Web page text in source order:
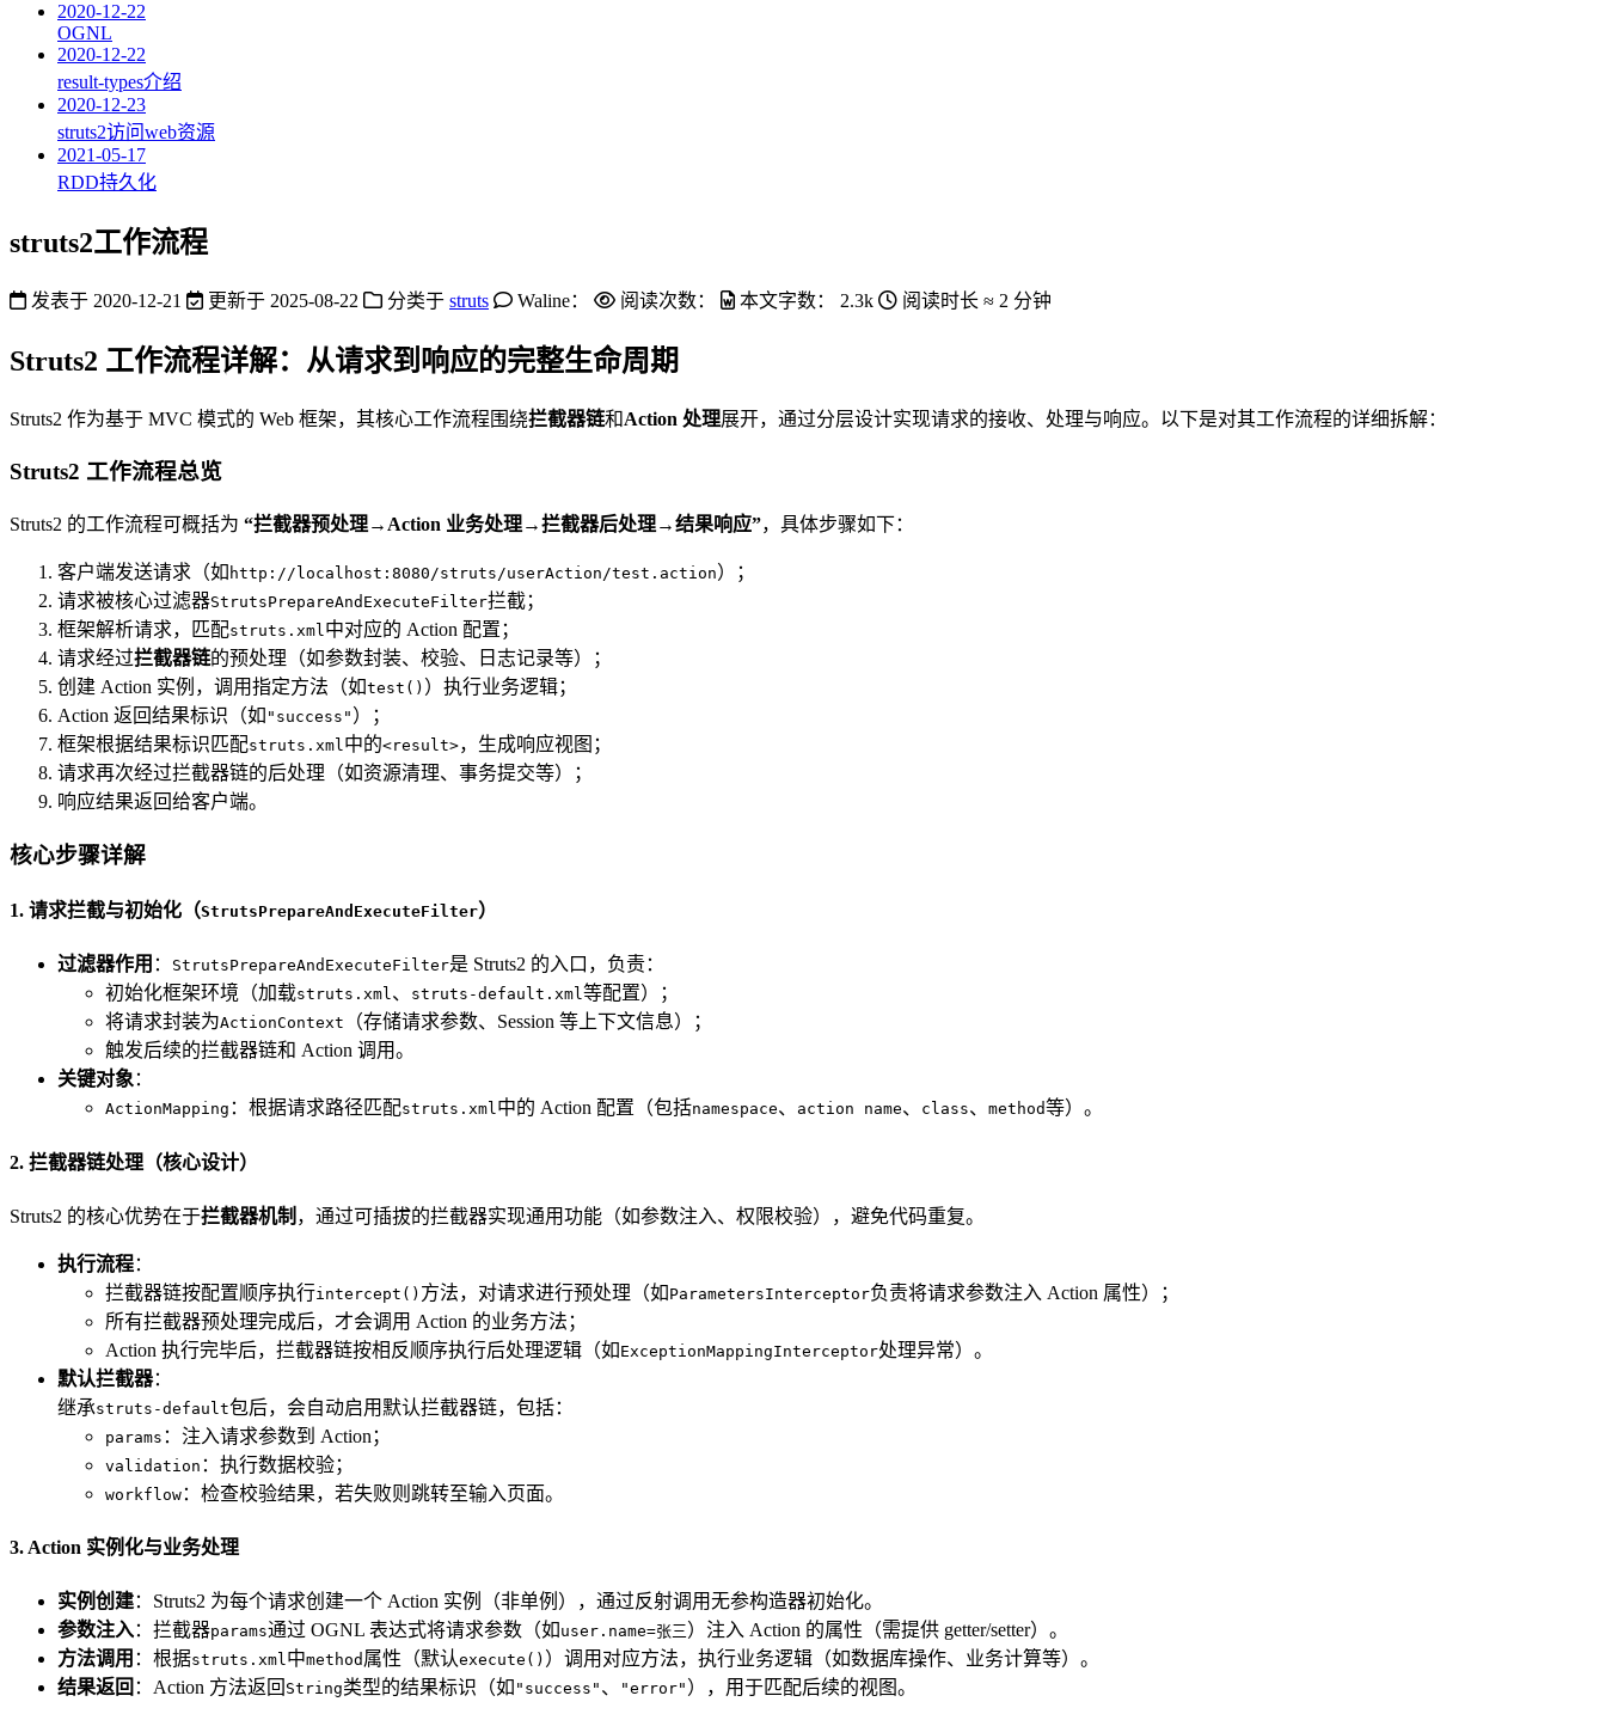
2020-12-22
OGNL
2020-12-22
result-types介绍
2020-12-23
struts2访问web资源
2021-05-17
RDD持久化
struts2工作流程
发表于 2020-12-21 更新于 2025-08-22 分类于 struts Waline： 阅读次数： 本文字数： 2.3k 阅读时长 ≈ 2 分钟
Struts2 工作流程详解：从请求到响应的完整生命周期
Struts2 作为基于 MVC 模式的 Web 框架，其核心工作流程围绕拦截器链和Action 处理展开，通过分层设计实现请求的接收、处理与响应。以下是对其工作流程的详细拆解：
Struts2 工作流程总览
Struts2 的工作流程可概括为 “拦截器预处理→Action 业务处理→拦截器后处理→结果响应”，具体步骤如下：
客户端发送请求（如 http://localhost:8080/struts/userAction/test.action）；
请求被核心过滤器StrutsPrepareAndExecuteFilter拦截；
框架解析请求，匹配struts.xml中对应的 Action 配置；
请求经过拦截器链的预处理（如参数封装、校验、日志记录等）；
创建 Action 实例，调用指定方法（如test() ）执行业务逻辑；
Action 返回结果标识（如 "success" ）；
框架根据结果标识匹配struts.xml中的<result>，生成响应视图；
请求再次经过拦截器链的后处理（如资源清理、事务提交等）；
响应结果返回给客户端。
核心步骤详解
1. 请求拦截与初始化（StrutsPrepareAndExecuteFilter）
过滤器作用 ： StrutsPrepareAndExecuteFilter是 Struts2 的入口，负责：
初始化框架环境（加载struts.xml、 struts-default.xml等配置）；
将请求封装为ActionContext
（存储请求参数、Session 等上下文信息）；
触发后续的拦截器链和 Action 调用。
关键对象 ：
ActionMapping ：根据请求路径匹配struts.xml中的 Action 配置（包括namespace、 action name、 class、 method等）。
2. 拦截器链处理（核心设计）
Struts2 的核心优势在于拦截器机制 ，通过可插拔的拦截器实现通用功能（如参数注入、权限校验），避免代码重复。
执行流程：
拦截器链按配置顺序执行intercept() 方法，对请求进行预处理（如 ParametersInterceptor负责将请求参数注入 Action 属性）；
所有拦截器预处理完成后，才会调用 Action 的业务方法；
Action 执行完毕后，拦截器链按相反顺序执行后处理逻辑（如 ExceptionMappingInterceptor处理异常）。
默认拦截器：
继承struts-default包后，会自动启用默认拦截器链，包括：
params ：注入请求参数到 Action；
validation ：执行数据校验；
workflow ：检查校验结果，若失败则跳转至输入页面。
3. Action 实例化与业务处理
实例创建：Struts2 为每个请求创建一个 Action 实例（非单例），通过反射调用无参构造器初始化。
参数注入：拦截器params通过 OGNL 表达式将请求参数（如 user.name=张三）注入 Action 的属性（需提供 getter/setter）。
方法调用 ：根据struts.xml中method 属性（默认execute() ）调用对应方法，执行业务逻辑（如数据库操作、业务计算等）。
结果返回 ：Action 方法返回 String类型的结果标识（如 "success" 、 "error" ），用于匹配后续的视图。